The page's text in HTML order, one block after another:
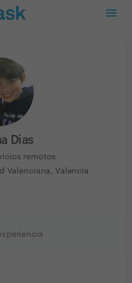
Dias
remotos
Valenciana, Valencia